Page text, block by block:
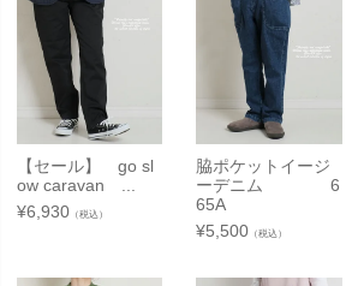
【セール】 go sl
ow caravan ...
¥6,930 （税込）
脇ポケットイージ
ーデニム 6
65A
¥5,500 （税込）